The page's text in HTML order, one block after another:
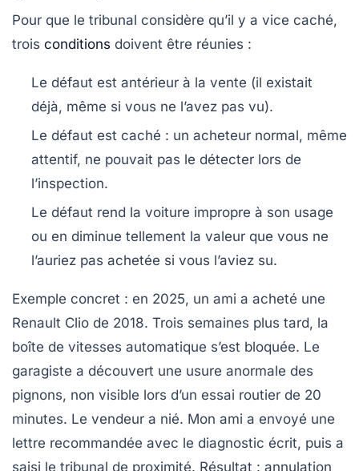
Pour que le tribunal considère qu’il y a vice caché,
trois conditions doivent être réunies :
Le défaut est antérieur à la vente (il existait
déjà, même si vous ne l’avez pas vu).
Le défaut est caché : un acheteur normal, même
attentif, ne pouvait pas le détecter lors de
l’inspection.
Le défaut rend la voiture impropre à son usage
ou en diminue tellement la valeur que vous ne
l’auriez pas achetée si vous l’aviez su.
Exemple concret : en 2025, un ami a acheté une
Renault Clio de 2018. Trois semaines plus tard, la
boîte de vitesses automatique s’est bloquée. Le
garagiste a découvert une usure anormale des
pignons, non visible lors d’un essai routier de 20
minutes. Le vendeur a nié. Mon ami a envoyé une
lettre recommandée avec le diagnostic écrit, puis a
saisi le tribunal de proximité. Résultat : annulation